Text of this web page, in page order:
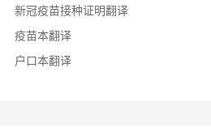
新冠疫苗接种证明翻译
疫苗本翻译
户口本翻译